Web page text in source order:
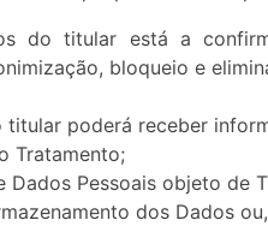
do titular está a
bloqueio e
titular poderá receber
Tratamento;
Dados Pessoais objeto de
dos Dados